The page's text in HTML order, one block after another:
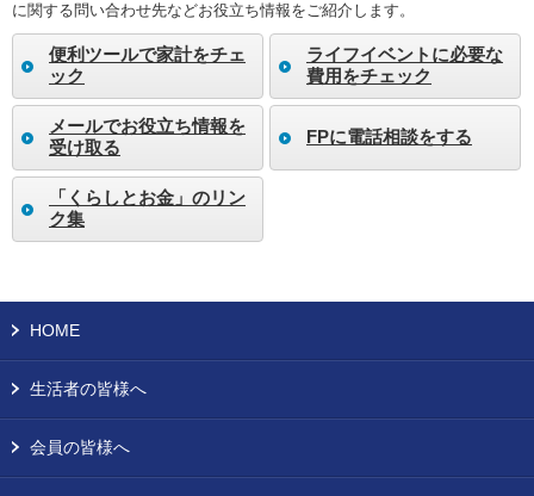
に関する問い合わせ先などお役立ち情報をご紹介します。
便利ツールで家計をチェ
ック
ライフイベントに必要な
費用をチェック
メールでお役立ち情報を
受け取る
FPに電話相談をする
「くらしとお金」のリン
ク集
HOME
生活者の皆様へ
会員の皆様へ